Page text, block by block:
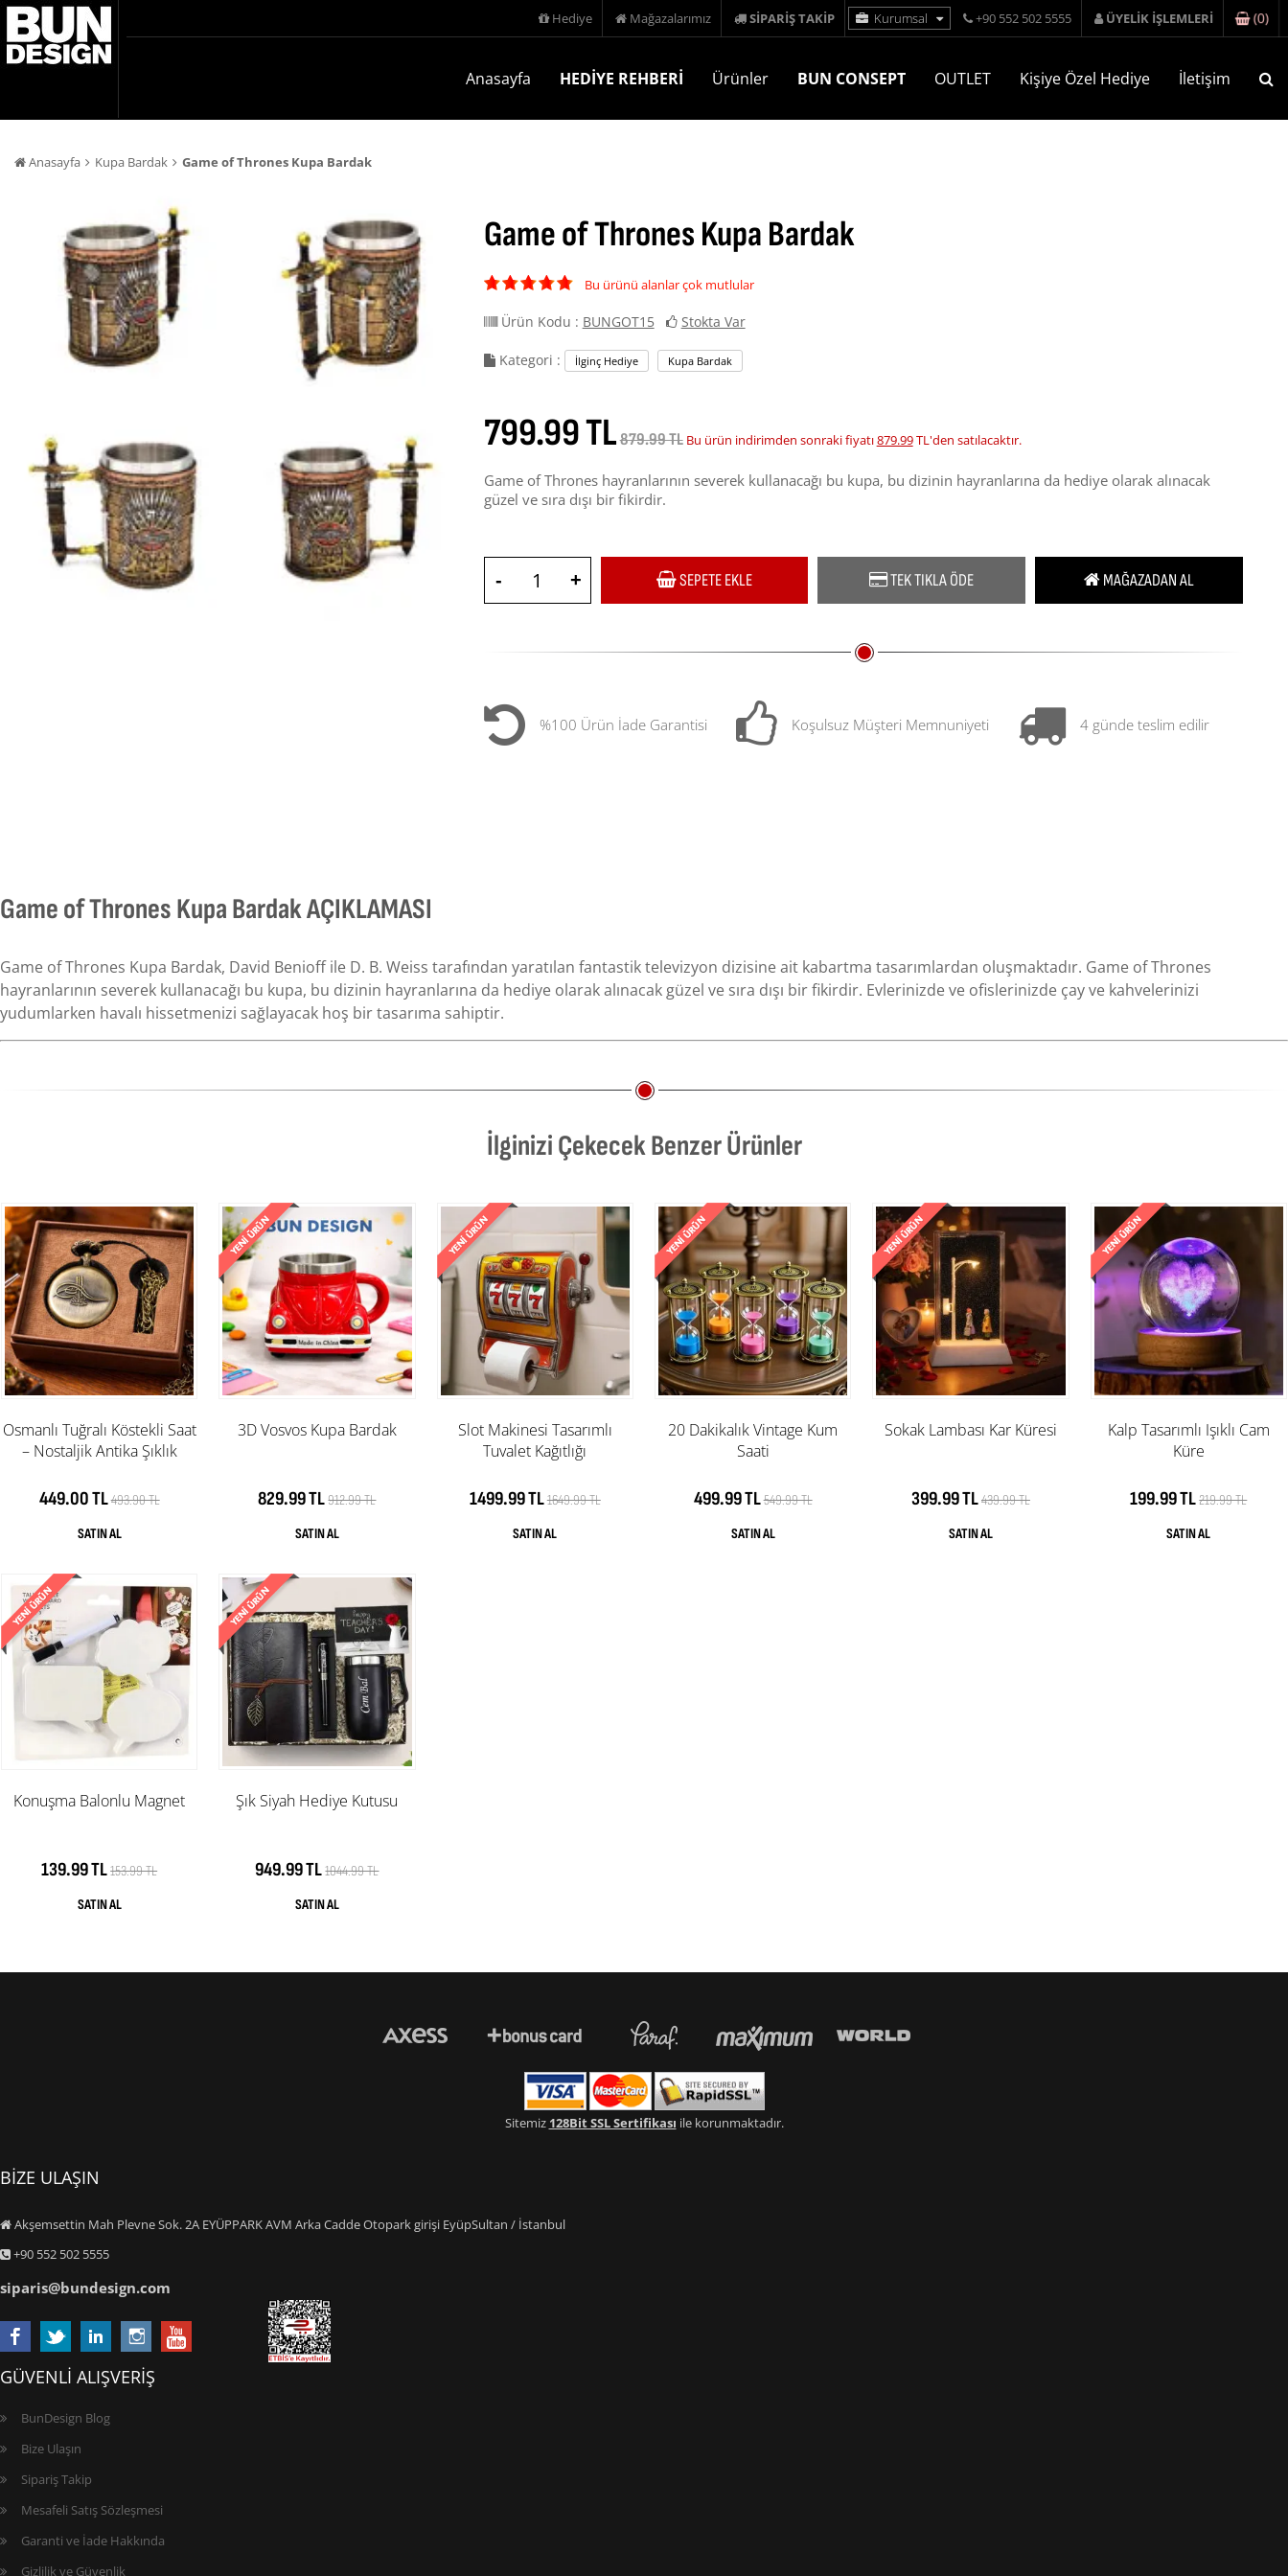
Hediye Mağazalarımız SİPARİŞ TAKİP Kurumsal +90 552 502 5555 ÜYELİK İŞLEMLERİ (0)
Anasayfa HEDİYE REHBERİ Ürünler BUN CONSEPT OUTLET Kişiye Özel Hediye İletişim
Anasayfa Kupa Bardak Game of Thrones Kupa Bardak
Game of Thrones Kupa Bardak
Bu ürünü alanlar çok mutlular
Ürün Kodu : BUNGOT15 Stokta Var
Kategori : İlginç Hediye Kupa Bardak
799.99 TL879.99 TL Bu ürün indirimden sonraki fiyatı879.99TL'den satılacaktır.
Game of Thrones hayranlarının severek kullanacağı bu kupa, bu dizinin hayranlarına da hediye olarak alınacak
güzel ve sıra dışı bir fikirdir.
- + SEPETE EKLE TEK TIKLA ÖDE MAĞAZADAN AL
%100 Ürün İade Garantisi Koşulsuz Müşteri Memnuniyeti 4 günde teslim edilir
Game of Thrones Kupa Bardak AÇIKLAMASI
Game of Thrones Kupa Bardak, David Benioff ile D. B. Weiss tarafından yaratılan fantastik televizyon dizisine ait kabartma tasarımlardan oluşmaktadır. Game of Thrones
hayranlarının severek kullanacağı bu kupa, bu dizinin hayranlarına da hediye olarak alınacak güzel ve sıra dışı bir fikirdir. Evlerinizde ve ofislerinizde çay ve kahvelerinizi
yudumlarken havalı hissetmenizi sağlayacak hoş bir tasarıma sahiptir.
İlginizi Çekecek Benzer Ürünler
Osmanlı Tuğralı Köstekli Saat
– Nostaljik Antika Şıklık
449.00 TL493.90 TL
3D Vosvos Kupa Bardak
829.99 TL912.99 TL
Slot Makinesi Tasarımlı
Tuvalet Kağıtlığı
1499.99 TL1649.99 TL
20 Dakikalık Vintage Kum
Saati
499.99 TL549.99 TL
Sokak Lambası Kar Küresi
399.99 TL439.99 TL
Kalp Tasarımlı Işıklı Cam
Küre
199.99 TL219.99 TL
Konuşma Balonlu Magnet
139.99 TL153.99 TL
Şık Siyah Hediye Kutusu
949.99 TL1044.99 TL
Sitemiz 128Bit SSL Sertifikası ile korunmaktadır.
BİZE ULAŞIN
Akşemsettin Mah Plevne Sok. 2A EYÜPPARK AVM Arka Cadde Otopark girişi EyüpSultan / İstanbul
+90 552 502 5555
siparis@bundesign.com
GÜVENLİ ALIŞVERİŞ
BunDesign Blog
Bize Ulaşın
Sipariş Takip
Mesafeli Satış Sözleşmesi
Garanti ve İade Hakkında
Gizlilik ve Güvenlik